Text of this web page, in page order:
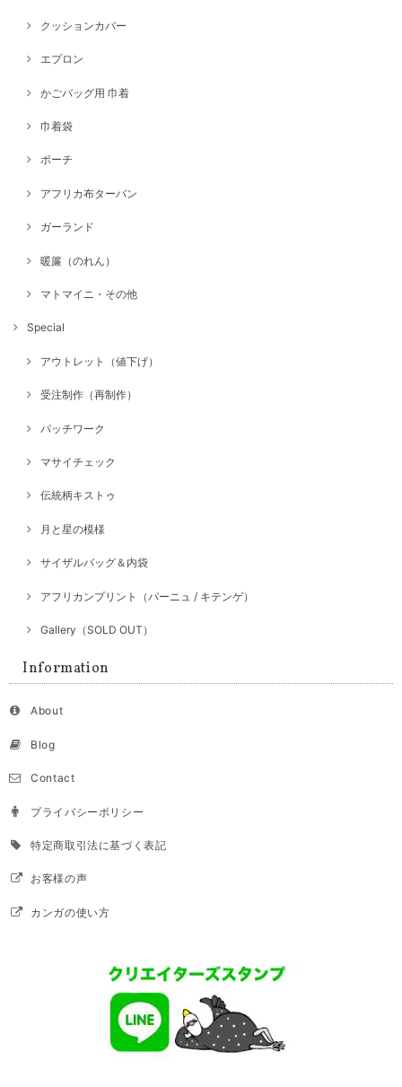
クッションカバー
エプロン
かごバッグ用 巾着
巾着袋
ポーチ
アフリカ布ターバン
ガーランド
暖簾（のれん）
マトマイニ・その他
Special
アウトレット（値下げ）
受注制作（再制作）
パッチワーク
マサイチェック
伝統柄キストゥ
月と星の模様
サイザルバッグ＆内袋
アフリカンプリント（パーニュ / キテンゲ）
Gallery（SOLD OUT）
Information
About
Blog
Contact
プライバシーポリシー
特定商取引法に基づく表記
お客様の声
カンガの使い方